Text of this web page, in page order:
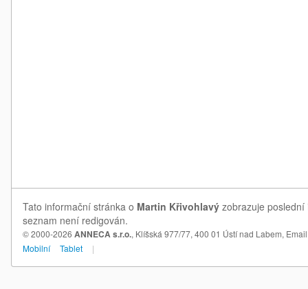
Tato informační stránka o Martin Křivohlavý zobrazuje poslední
seznam není redigován.
© 2000-2026 ANNECA s.r.o., Klíšská 977/77, 400 01 Ústí nad Labem,
Mobilní
Tablet |